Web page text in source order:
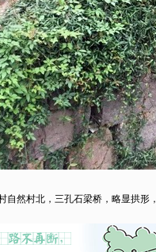
然村北，三孔石梁桥，略显拱形